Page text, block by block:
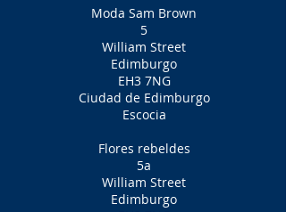
Moda Sam Brown
5
William Street
Edimburgo
EH3 7NG
Ciudad de Edimburgo
Escocia
Flores rebeldes
5a
William Street
Edimburgo